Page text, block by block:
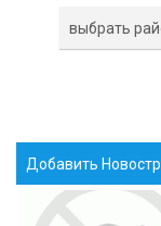
выбрать
Добавить